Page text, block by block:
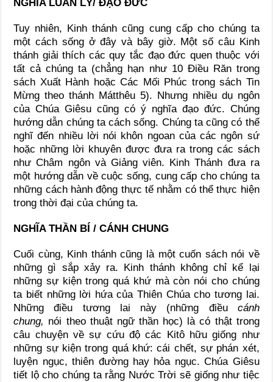
NGHĨA LUÂN LÝ/ ĐẠO ĐỨC
Tuy nhiên, Kinh thánh cũng cung cấp cho chúng ta
một cách sống ở đây và bây giờ. Một số câu Kinh
thánh giải thích các quy tắc đạo đức quen thuộc với
tất cả chúng ta (chẳng hạn như 10 Điều Răn trong
sách Xuất Hành hoặc Các Mối Phúc trong sách Tin
Mừng theo thánh Mátthêu 5). Nhưng nhiều dụ ngôn
của Chúa Giêsu cũng có ý nghĩa đạo đức. Chúng
hướng dẫn chúng ta cách sống. Chúng ta cũng có thể
nghĩ đến nhiều lời nói khôn ngoan của các ngôn sứ
hoặc những lời khuyên được đưa ra trong các sách
như Châm ngôn và Giảng viên. Kinh Thánh đưa ra
một hướng dẫn về cuộc sống, cung cấp cho chúng ta
những cách hành động thực tế nhằm có thể thực hiện
trong thời đại của chúng ta.
NGHĨA THẦN BÍ / CÁNH CHUNG
Cuối cùng, Kinh thánh cũng là một cuốn sách nói về
những gì sắp xảy ra. Kinh thánh không chỉ kể lại
những sự kiện trong quá khứ mà còn nói cho chúng
ta biết những lời hứa của Thiên Chúa cho tương lai.
Những điều tương lai này (những điều cánh
chung, nói theo thuật ngữ thần học) là có thật trong
câu chuyện về sự cứu độ các Kitô hữu giống như
những sự kiện trong quá khứ: cái chết, sự phán xét,
luyện ngục, thiên đường hay hỏa ngục. Chúa Giêsu
tiết lộ cho chúng ta rằng Nước Trời sẽ giống như tiệc